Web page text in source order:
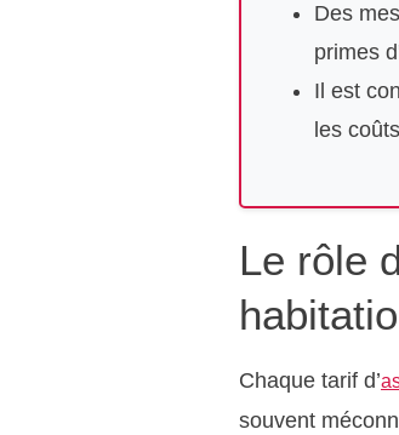
Des
primes
Il est
les
Le rôle
Chaque tarif d’
souvent